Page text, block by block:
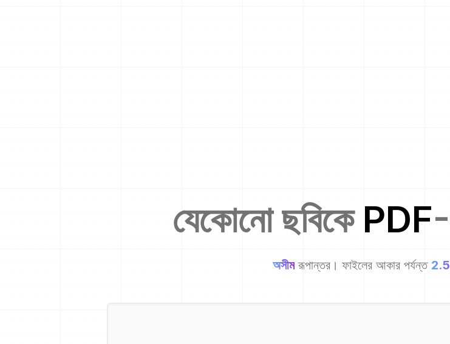
যেকোনো ছবিকে PDF
অসীম রূপান্তর। ফাইলের আকার পর্যন্ত